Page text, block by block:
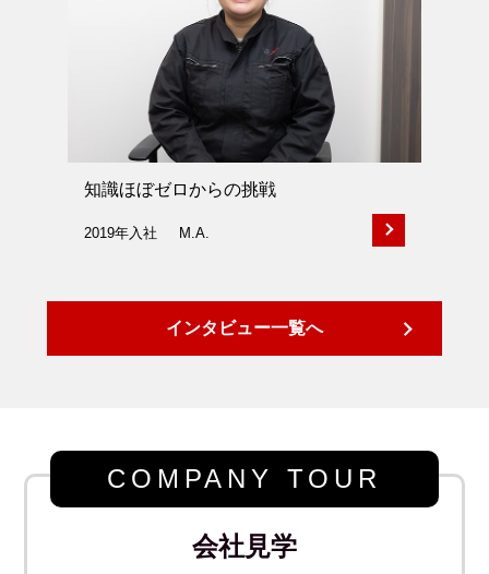
知識ほぼゼロからの挑戦
2019年入社 M.A.
インタビュー一覧へ
COMPANY TOUR
会社見学